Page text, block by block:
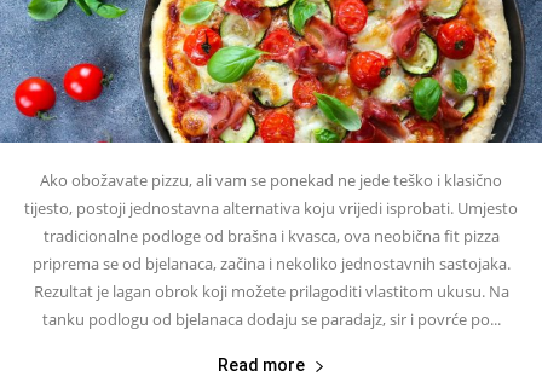
Ako obožavate pizzu, ali vam se ponekad ne jede teško i klasično
tijesto, postoji jednostavna alternativa koju vrijedi isprobati. Umjesto
tradicionalne podloge od brašna i kvasca, ova neobična fit pizza
priprema se od bjelanaca, začina i nekoliko jednostavnih sastojaka.
Rezultat je lagan obrok koji možete prilagoditi vlastitom ukusu. Na
tanku podlogu od bjelanaca dodaju se paradajz, sir i povrće po...
Read more